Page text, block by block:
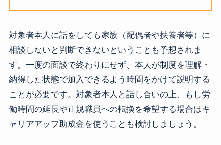
対象者本人に話をしても家族（配偶者や扶養者等）に
相談しないと判断できないということも予想されま
す。一度の面談で終わりにせず、本人が制度を理解・
納得した状態で加入できるよう時間をかけて説明する
ことが必要です。対象者本人と話し合いの上、もし労
働時間の延長や正規職員への転換を希望する場合はキ
ャリアアップ助成金を使うことも検討しましょう。